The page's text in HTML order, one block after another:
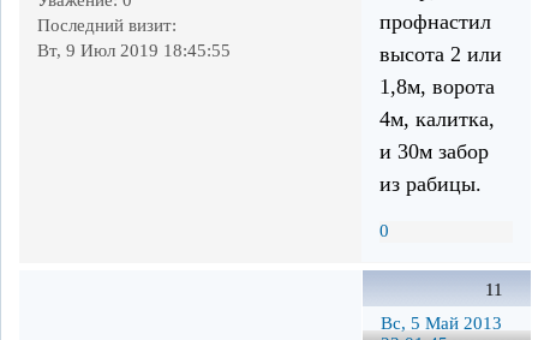
Последний визит:
Вт, 9 Июл 2019 18:45:55
профнастил
высота 2 или
1,8м, ворота
4м, калитка,
и 30м забор
из рабицы.
0
11
Вс, 5 Май 2013